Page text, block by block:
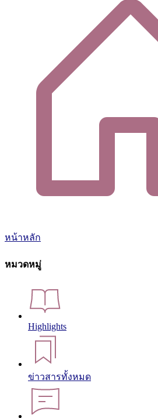
หน้าหลัก
หมวดหมู่
Highlights
ข่าวสารทั้งหมด